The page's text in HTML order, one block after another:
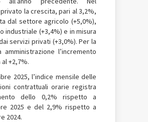
la crescita, pari al 3,2%,
dal settore agricolo (+5,0%),
industriale (+3,4%) e in misura
servizi privati (+3,0%). Per la
amministrazione l’incremento
+2,7%.
2025, l’indice mensile delle
contrattuali orarie registra
dello 0,2% rispetto a
2025 e del 2,9% rispetto a
2024.